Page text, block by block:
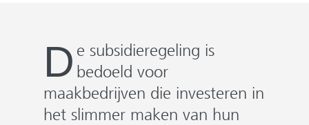
D e subsidieregeling is
bedoeld voor
maakbedrijven die investeren in
het slimmer maken van hun